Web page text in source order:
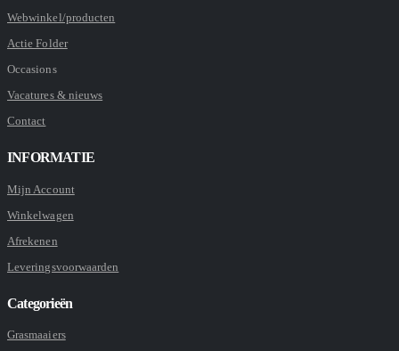
Webwinkel/producten
Actie Folder
Occasions
Vacatures & nieuws
Contact
INFORMATIE
Mijn Account
Winkelwagen
Afrekenen
Leveringsvoorwaarden
Categorieën
Grasmaaiers